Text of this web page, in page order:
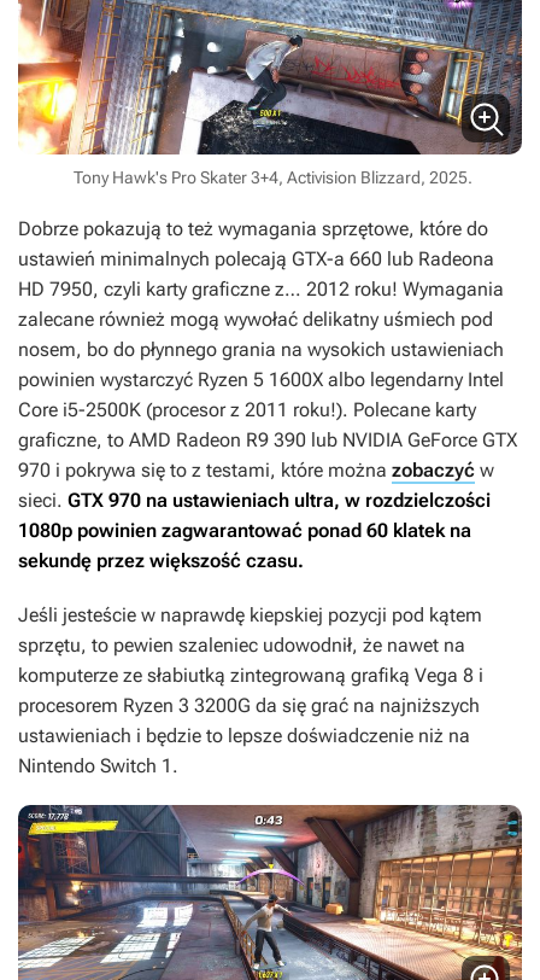
Tony Hawk's Pro Skater 3+4, Activision Blizzard, 2025.
Dobrze pokazują to też wymagania sprzętowe, które do
ustawień minimalnych polecają GTX-a 660 lub Radeona
HD 7950, czyli karty graficzne z… 2012 roku! Wymagania
zalecane również mogą wywołać delikatny uśmiech pod
nosem, bo do płynnego grania na wysokich ustawieniach
powinien wystarczyć Ryzen 5 1600X albo legendarny Intel
Core i5-2500K (procesor z 2011 roku!). Polecane karty
graficzne, to AMD Radeon R9 390 lub NVIDIA GeForce GTX
970 i pokrywa się to z testami, które można zobaczyć w
sieci. GTX 970 na ustawieniach ultra, w rozdzielczości
1080p powinien zagwarantować ponad 60 klatek na
sekundę przez większość czasu.
Jeśli jesteście w naprawdę kiepskiej pozycji pod kątem
sprzętu, to pewien szaleniec udowodnił, że nawet na
komputerze ze słabiutką zintegrowaną grafiką Vega 8 i
procesorem Ryzen 3 3200G da się grać na najniższych
ustawieniach i będzie to lepsze doświadczenie niż na
Nintendo Switch 1.